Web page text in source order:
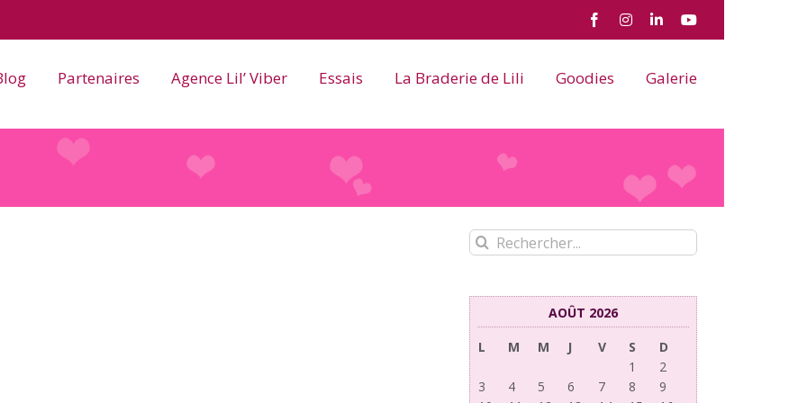
FacebookInstagram
LinkedInYouTube
Partenaires Agence Lil’ Viber Essais La Braderie de Lili Goodies Galerie
Rechercher:
AOÛT 2026
L
M M J V S
D
1
2
3
4 5 6 7 8
9